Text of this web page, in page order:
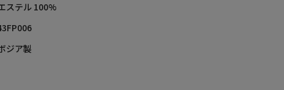
ステル 100%
ジア製